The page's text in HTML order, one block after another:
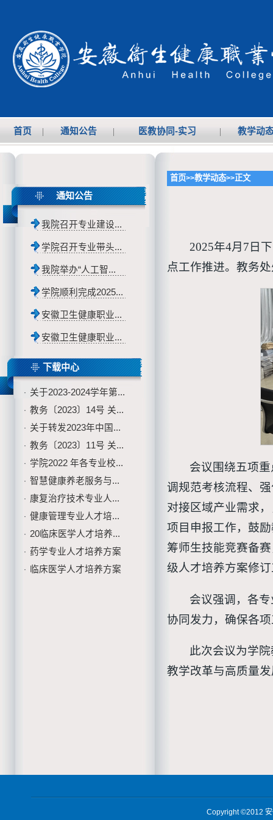
首页 | 通知公告 | 医教协同-实习 | 教学动
通知公告
我院召开专业建设...
学院召开专业带头...
我院举办“人工智...
学院顺利完成2025...
安徽卫生健康职业...
安徽卫生健康职业...
下载中心
· 关于2023-2024学年第...
· 教务〔2023〕14号 关...
· 关于转发2023年中国...
· 教务〔2023〕11号 关...
· 学院2022 年各专业校...
· 智慧健康养老服务与...
· 康复治疗技术专业人...
· 健康管理专业人才培...
· 20临床医学人才培养...
· 药学专业人才培养方案
· 临床医学人才培养方案
首页>>教学动态>>正文
2025年4月7日
点工作推进。教务
会议围绕五项
调规范考核流程、
对接区域产业需求
项目申报工作，鼓
筹师生技能竞赛备
级人才培养方案修
会议强调，各
协同发力，确保各
此次会议为学
教学改革与高质量
Copyright ©2012